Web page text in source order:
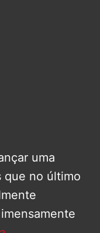
uma
que no último